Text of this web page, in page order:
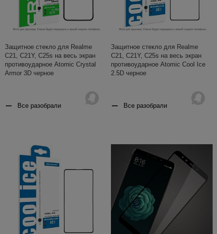
Защитное стекло для Realme
C21, C21Y, C25s на весь экран
противоударное Atomic Crystal
Armor 3D черное
Все разобрали
Защитное стекло для Realme
C21, C21Y, C25s на весь экран
противоударное Atomic Cool Ice
2.5D черное
Все разобрали